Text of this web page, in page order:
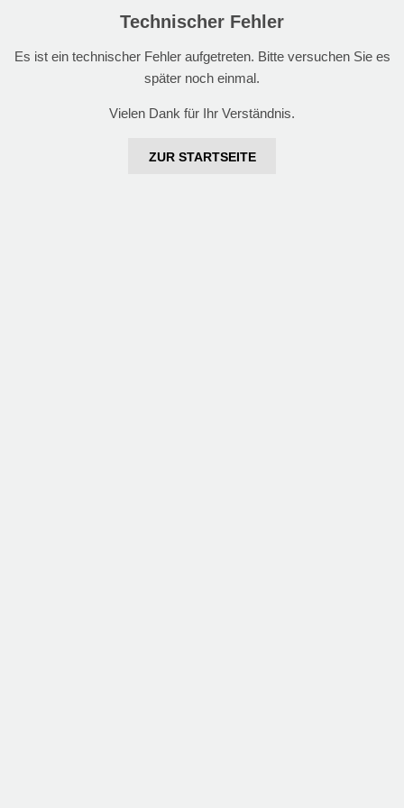
Technischer Fehler
Es ist ein technischer Fehler aufgetreten. Bitte versuchen Sie es
später noch einmal.
Vielen Dank für Ihr Verständnis.
ZUR STARTSEITE